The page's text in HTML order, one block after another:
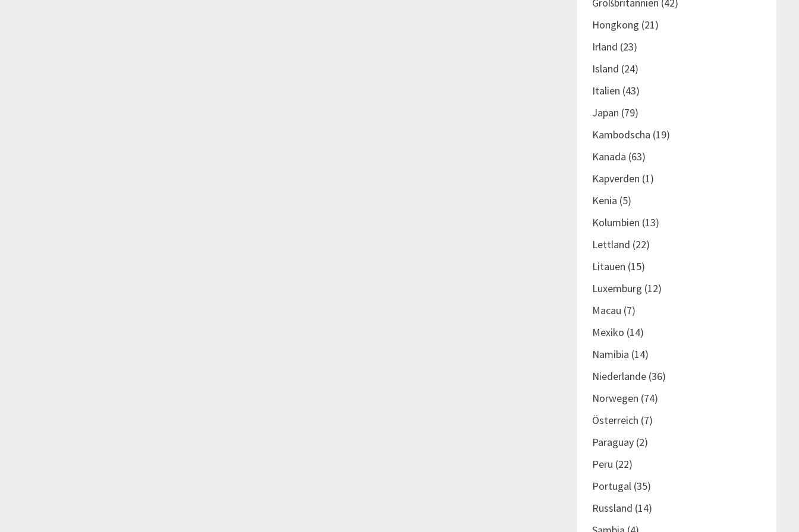
Hongkong (21)
Irland (23)
Island (24)
Italien (43)
Japan (79)
Kambodscha (19)
Kanada (63)
Kapverden (1)
Kenia (5)
Kolumbien (13)
Lettland (22)
Litauen (15)
Luxemburg (12)
Macau (7)
Mexiko (14)
Namibia (14)
Niederlande(36)
Norwegen (74)
Österreich (7)
Paraguay(2)
Peru (22)
Portugal(35)
Russland (14)